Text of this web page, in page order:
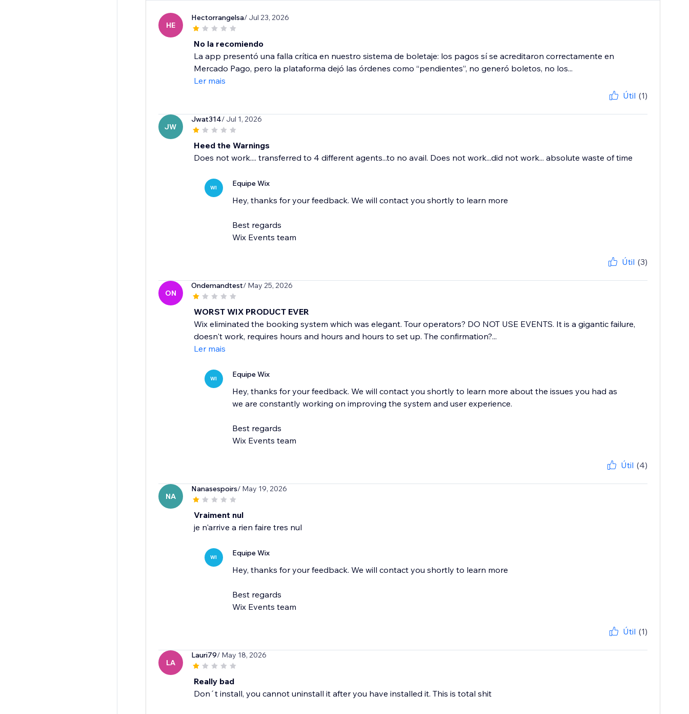
HE
Hectorrangelsa/ Jul 23, 2026
No la recomiendo
La app presentó una falla crítica en nuestro sistema de boletaje: los pagos sí se acreditaron correctamente en
Mercado Pago, pero la plataforma dejó las órdenes como “pendientes”, no generó boletos, no los...
Ler mais
Útil (1)
JW
Jwat314/ Jul 1, 2026
Heed the Warnings
Does not work.... transferred to 4 different agents...to no avail. Does not work...did not work... absolute waste of time
WI Equipe Wix
Hey, thanks for your feedback. We will contact you shortly to learn more
Best regards
Wix Events team
Útil (3)
ON
Ondemandtest/ May 25, 2026
WORST WIX PRODUCT EVER
Wix eliminated the booking system which was elegant. Tour operators? DO NOT USE EVENTS. It is a gigantic failure,
doesn't work, requires hours and hours and hours to set up. The confirmation?...
Ler mais
WI Equipe Wix
Hey, thanks for your feedback. We will contact you shortly to learn more about the issues you had as
we are constantly working on improving the system and user experience.
Best regards
Wix Events team
Útil (4)
NA
Nanasespoirs/ May 19, 2026
Vraiment nul
je n'arrive a rien faire tres nul
WI Equipe Wix
Hey, thanks for your feedback. We will contact you shortly to learn more
Best regards
Wix Events team
Útil (1)
LA
Lauri79/ May 18, 2026
Really bad
Don´t install, you cannot uninstall it after you have installed it. This is total shit